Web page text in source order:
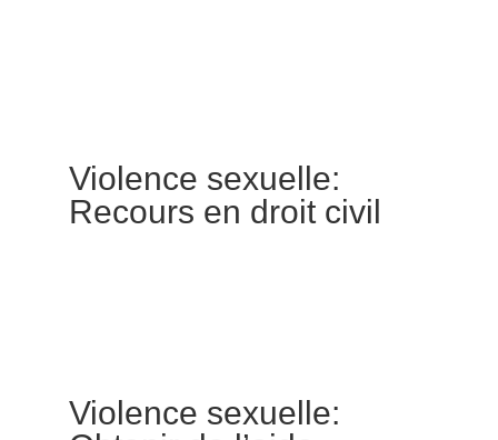
Violence sexuelle:
Recours en droit civil
Violence sexuelle: